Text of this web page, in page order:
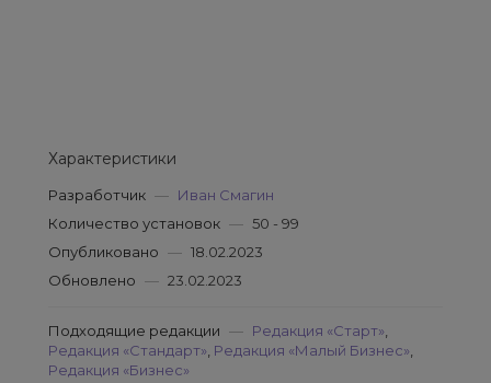
Характеристики
Разработчик — Иван Смагин
Количество установок — 50 - 99
Опубликовано — 18.02.2023
Обновлено — 23.02.2023
Подходящие редакции — Редакция «Старт»
Редакция «Стандарт» Редакция «Малый Бизнес»
Редакция «Бизнес»